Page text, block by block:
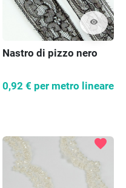
visibility
Nastro di pizzo nero
0,92 € per metro lineare
favorite